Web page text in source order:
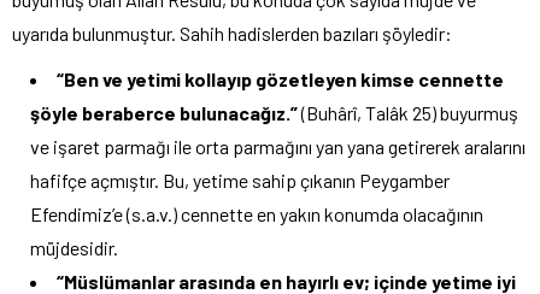
uyarıda bulunmuştur. Sahih hadislerden bazıları şöyledir:
“Ben ve yetimi kollayıp gözetleyen kimse cennette
şöyle beraberce bulunacağız.”(Buhârî, Talâk 25) buyurmuş
ve işaret parmağı ile orta parmağını yan yana getirerek aralarını
hafifçe açmıştır. Bu, yetime sahip çıkanın Peygamber
Efendimiz’e (s.a.v.) cennette en yakın konumda olacağının
müjdesidir.
“Müslümanlar arasında en hayırlı ev; içinde yetime iyi